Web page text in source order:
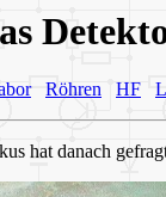
Röhren HF
hat danach